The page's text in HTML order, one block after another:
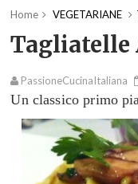
Home VEGETARIANE
Tagliatelle
PassioneCucinaItaliana
Un classico primo